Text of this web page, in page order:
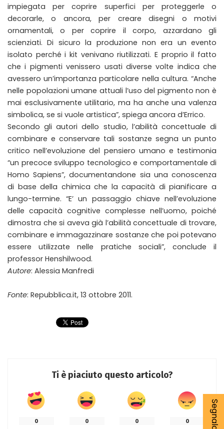
impiegata per coprire superfici per proteggerle o
decorarle, o ancora, per creare disegni o motivi
ornamentali, o per coprire il corpo, azzardano gli
scienziati. Di sicuro la produzione non era un evento
isolato perché i kit venivano riutilizzati. E proprio il fatto
che i pigmenti venissero usati diverse volte indica che
avessero un’importanza particolare nella cultura. “Anche
nelle popolazioni umane attuali l’uso del pigmento non è
mai esclusivamente utilitario, ma ha anche una valenza
simbolica, se si vuole artistica”, spiega ancora d’Errico.
Secondo gli autori dello studio, l’abilità concettuale di
combinare e conservare tali sostanze segna un punto
critico nell’evoluzione del pensiero umano e testimonia
“un precoce sviluppo tecnologico e comportamentale di
Homo Sapiens”, documentandone sia una conoscenza
di base della chimica che la capacità di pianificare a
lungo-termine. “E’ un passaggio chiave nell’evoluzione
delle capacità cognitive complesse nell’uomo, poiché
dimostra che si aveva già l’abilità concettuale di trovare,
combinare e immagazzinare sostanze che poi potevano
essere utilizzate nelle pratiche sociali”, conclude il
professor Henshilwood.
Autore: Alessia Manfredi
Fonte: Repubblica.it, 13 ottobre 2011.
Ti è piaciuto questo articolo?
0 0 0 0